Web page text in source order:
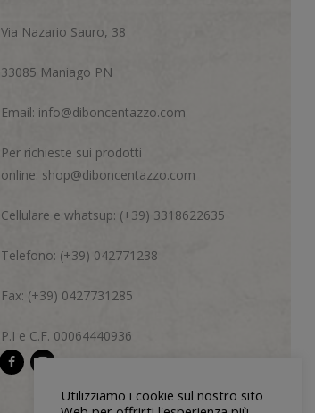
Via Nazario Sauro, 38
33085 Maniago PN
Email: info@diboncentazzo.com
Per richieste sui prodotti
online: shop@diboncentazzo.com
Cellulare e whatsup: (+39) 3318622635
Telefono: (+39) 042771238
Fax: (+39) 0427731285
P.I e C.F. 00064440936
Utilizziamo i cookie sul nostro sito